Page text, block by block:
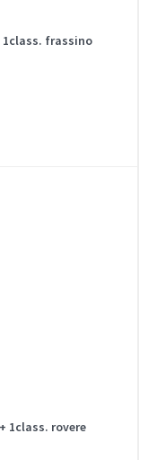
1class. frassino
1class. rovere